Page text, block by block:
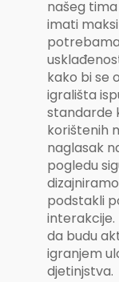
našeg
imati
kako bi se
igrališta
standarde
korištenih
naglasak
pogledu
podstakli
interakcije.
da budu
igranjem
djetinjstva.